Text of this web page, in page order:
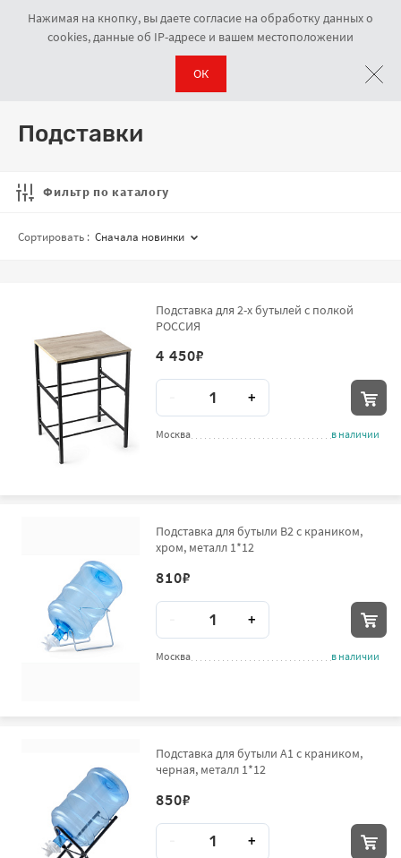
Подставки
Фильтр по каталогу
Сортировать : Сначала новинки
Подставка для 2-х бутылей с полкой
РОССИЯ
4 450₽
+
Москва в наличии
Подставка для бутыли B2 с краником,
хром, металл 1*12
810₽
Количество
+
Москва в наличии
Подставка для бутыли А1 с краником,
черная, металл 1*12
850₽
Количество
+
Нажимая на кнопку, вы даете согласие на обработку данных о
cookies, данные об IP-адресе и вашем местоположении
ОК